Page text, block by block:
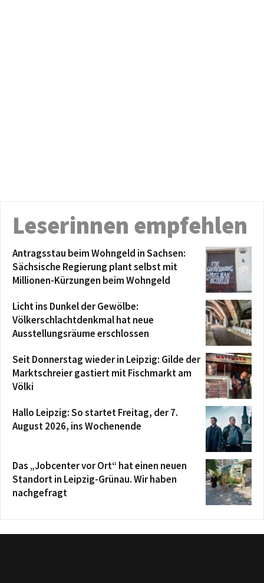
Leserinnen empfehlen
Antragsstau beim Wohngeld in Sachsen:
Sächsische Regierung plant selbst mit
Millionen-Kürzungen beim Wohngeld
Licht ins Dunkel der Gewölbe:
Völkerschlachtdenkmal hat neue
Ausstellungsräume erschlossen
Seit Donnerstag wieder in Leipzig: Gilde der
Marktschreier gastiert mit Fischmarkt am
Völki
Hallo Leipzig: So startet Freitag, der 7.
August 2026, ins Wochenende
Das „Jobcenter vor Ort“ hat einen neuen
Standort in Leipzig-Grünau. Wir haben
nachgefragt